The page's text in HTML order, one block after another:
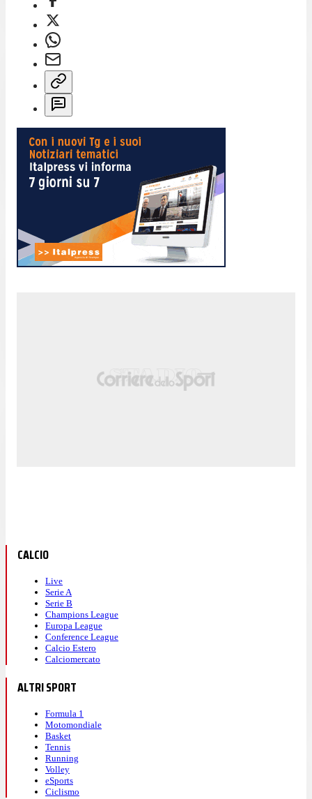
CALCIO
Live
Serie A
Serie B
Champions League
Europa League
Conference League
Calcio Estero
Calciomercato
ALTRI SPORT
Formula 1
Motomondiale
Basket
Tennis
Running
Volley
eSports
Ciclismo